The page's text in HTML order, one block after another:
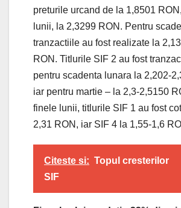
preturile urcand de la 1,8501
lunii, la 2,3299 RON. Pentru
tranzactiile au fost realizate la
RON. Titlurile SIF 2 au fost
pentru scadenta lunara la 2,202-
iar pentru martie – la 2,3-2,5150
finele lunii, titlurile SIF 1 au fost
2,31 RON, iar SIF 4 la 1,55-1,6
Citeste si: Topul cresterilor
SIF